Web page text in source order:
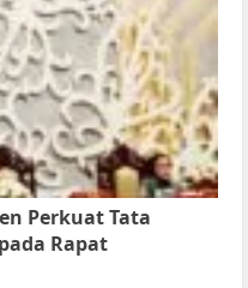
Perkuat Tata
Rapat